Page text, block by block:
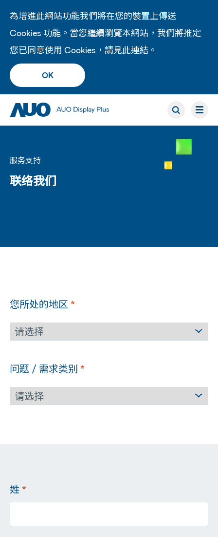
為增進此網站功能我們將在您的裝置上傳送
Cookies 功能。當您繼續瀏覽本網站，我們將推定
您已同意使用 Cookies，請見此連結 。
OK
服务支持
联络我们
您所处的地区 *
问题 / 需求类别 *
姓 *